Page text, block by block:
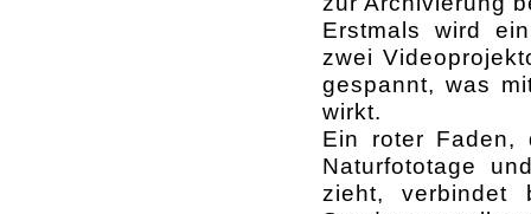
Erstmals wird
zwei
gespannt, was
wirkt.
Ein roter Faden,
Naturfototage
zieht, verbindet